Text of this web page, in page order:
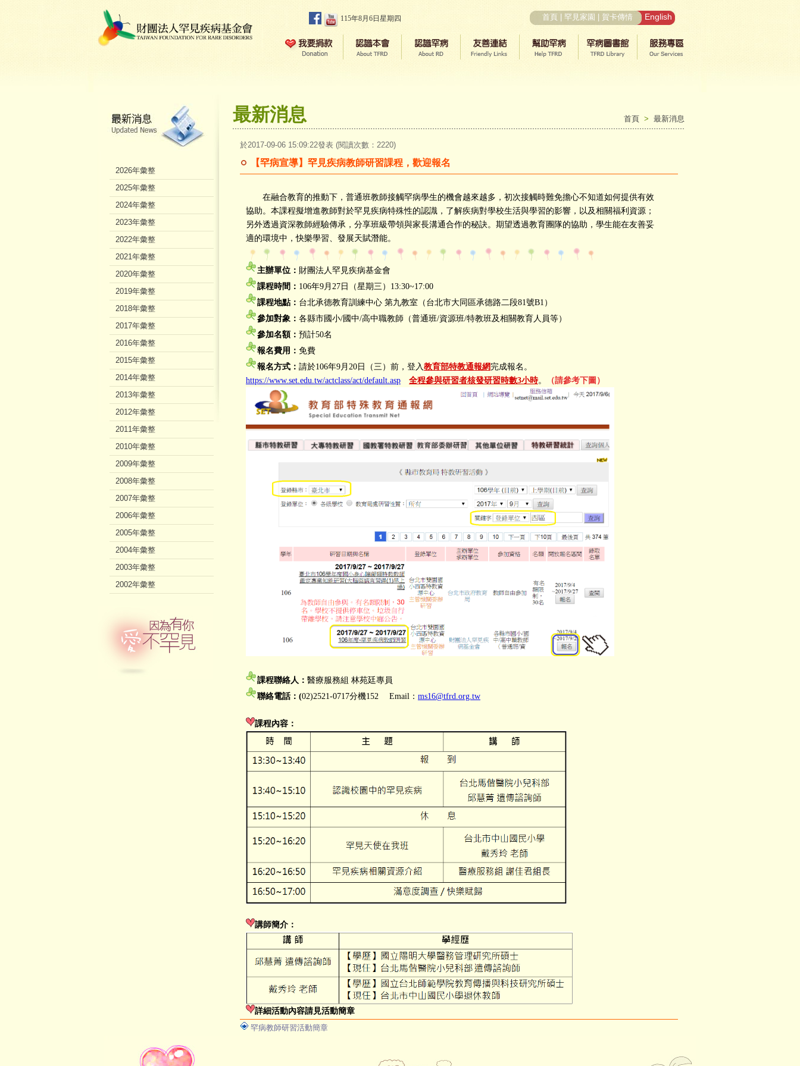
115年8月6日星期四 首頁 罕見家園 賀卡傳情 English
最新消息 首頁 > 最新消息
於2017-09-06 15:09:22發表 (閱讀次數：2220)
【罕病宣導】罕見疾病教師研習課程，歡迎報名
在融合教育的推動下，普通班教師接觸罕病學生的機會越來越多，初次接觸時難免擔心不知道如何提供有效
協助。本課程擬增進教師對於罕見疾病特殊性的認識，了解疾病對學校生活與學習的影響，以及相關福利資源；
另外透過資深教師經驗傳承，分享班級帶領與家長溝通合作的秘訣。期望透過教育團隊的協助，學生能在友善妥
適的環境中，快樂學習、發展天賦潛能。
主辦單位： 財團法人罕見疾病基金會
課程時間： 106年9月27日（星期三）13:30~17:00
課程地點： 台北承德教育訓練中心 第九教室（台北市大同區承德路二段81號B1）
參加對象： 各縣市國小/國中/高中職教師（普通班/資源班/特教班及相關教育人員等）
參加名額： 預計50名
報名費用： 免費
報名方式： 請於106年9月20日（三）前，登入教育部特教通報網完成報名。
https://www.set.edu.tw/actclass/act/default.asp
全程參與研習者核發研習時數3小時。 （請參考下圖）
課程聯絡人： 醫療服務組 林苑廷專員
聯絡電話：(02)2521-0717分機152 Email： ms16@tfrd.org.tw
課程內容：
講師簡介：
詳細活動內容請見活動簡章
罕病教師研習活動簡章
2026年彙整
2025年彙整
2024年彙整
2023年彙整
2022年彙整
2021年彙整
2020年彙整
2019年彙整
2018年彙整
2017年彙整
2016年彙整
2015年彙整
2014年彙整
2013年彙整
2012年彙整
2011年彙整
2010年彙整
2009年彙整
2008年彙整
2007年彙整
2006年彙整
2005年彙整
2004年彙整
2003年彙整
2002年彙整